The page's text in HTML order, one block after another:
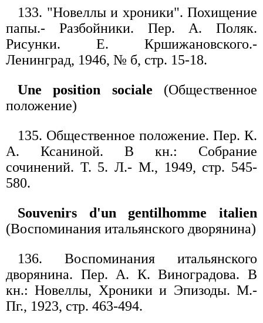
133. "Новеллы и хроники". Похищение
папы.- Разбойники. Пер. А. Поляк.
Рисунки. Е. Кршижановского.-
Ленинград, 1946, № б, стр. 15-18.
Une position sociale (Общественное
положение)
135. Общественное положение. Пер. К.
А. Ксаниной. В кн.: Собрание
сочинений. Т. 5. Л.- М., 1949, стр. 545-
580.
Souvenirs d'un gentilhomme italien
(Воспоминания итальянского дворянина)
136. Воспоминания итальянского
дворянина. Пер. А. К. Виноградова. В
кн.: Новеллы, Хроники и Эпизоды. М.-
Пг., 1923, стр. 463-494.